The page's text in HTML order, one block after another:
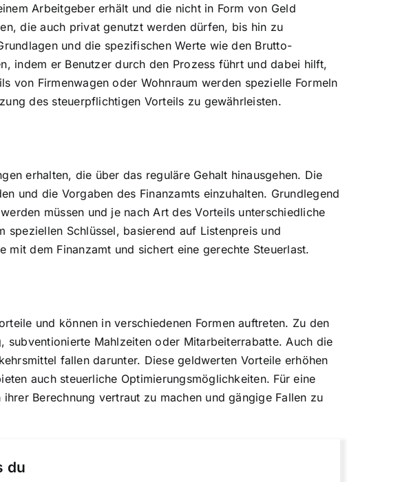
Arbeitgeber erhält und die nicht in Form von Geld
die auch privat genutzt werden dürfen, bis hin zu
und die spezifischen Werte wie den Brutto-
indem er Benutzer durch den Prozess führt und dabei hilft,
von Firmenwagen oder Wohnraum werden spezielle Formeln
des steuerpflichtigen Vorteils zu gewährleisten.
erhalten, die über das reguläre Gehalt hinausgehen. Die
und die Vorgaben des Finanzamts einzuhalten. Grundlegend
müssen und je nach Art des Vorteils unterschiedliche
speziellen Schlüssel, basierend auf Listenpreis und
dem Finanzamt und sichert eine gerechte Steuerlast.
und können in verschiedenen Formen auftreten. Zu den
subventionierte Mahlzeiten oder Mitarbeiterrabatte. Auch die
fallen darunter. Diese geldwerten Vorteile erhöhen
auch steuerliche Optimierungsmöglichkeiten. Für eine
Berechnung vertraut zu machen und gängige Fallen zu
du